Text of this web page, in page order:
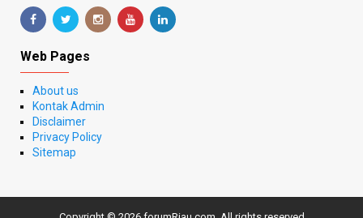
Web Pages
About us
Kontak Admin
Disclaimer
Privacy Policy
Sitemap